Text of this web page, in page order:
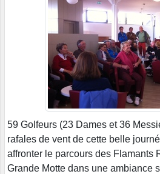
59 Golfeurs (23 Dames et 36
rafales de vent de cette belle
affronter le parcours des Flamants
Grande Motte dans une ambiance